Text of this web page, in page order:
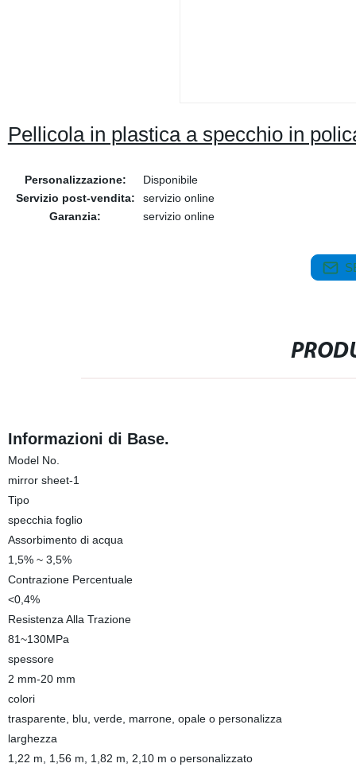
Pellicola in plastica a specchio in
Personalizzazione:
Disponibile
Servizio post-vendita:
servizio online
Garanzia:
servizio online
Informazioni di Base.
Model No.
mirror sheet-1
Tipo
specchia foglio
Assorbimento di acqua
1,5% ~ 3,5%
Contrazione Percentuale
<0,4%
Resistenza Alla Trazione
81~130MPa
spessore
2 mm-20 mm
colori
trasparente, blu, verde, marrone, opale o personalizza
larghezza
1,22 m, 1,56 m, 1,82 m, 2,10 m o personalizzato